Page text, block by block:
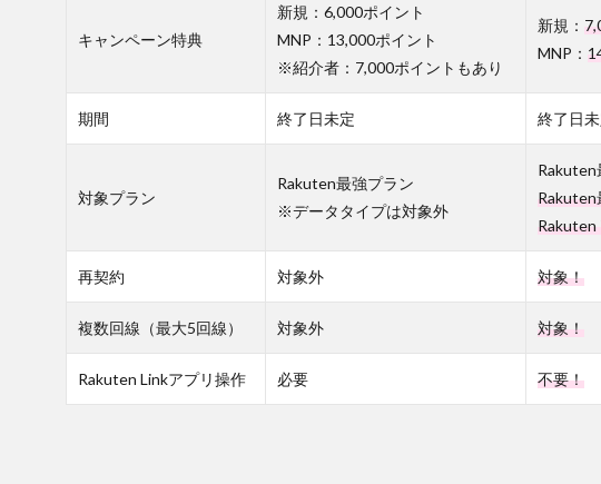
天
紹
ャ
ペ
ー
に
参
す
キャンペーン特典
新規：6,000ポイント
MNP：13,000ポイント
※紹介者：7,000ポイントもあり
新規：
MNP：
期間 終了日未定 終了日
対象プラン
Rakuten最強プラン
※データタイプは対象外
Rakuten
Rakuten
Rakuten
再契約 対象外 対象！
複数回線（最大5回線） 対象外 対象！
Rakuten Linkアプリ操作 必要 不要！